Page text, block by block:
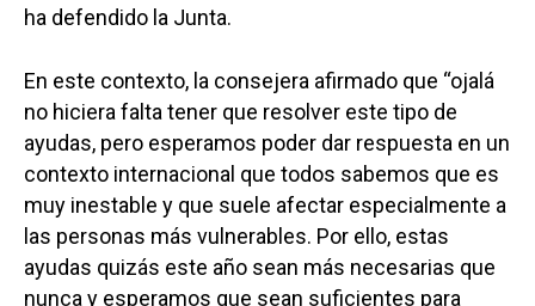
ha defendido la Junta.
En este contexto, la consejera afirmado que “ojalá
no hiciera falta tener que resolver este tipo de
ayudas, pero esperamos poder dar respuesta en un
contexto internacional que todos sabemos que es
muy inestable y que suele afectar especialmente a
las personas más vulnerables. Por ello, estas
ayudas quizás este año sean más necesarias que
nunca y esperamos que sean suficientes para